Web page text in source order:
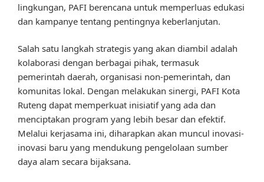
lingkungan, PAFI berencana untuk memperluas edukasi
dan kampanye tentang pentingnya keberlanjutan.
Salah satu langkah strategis yang akan diambil adalah
kolaborasi dengan berbagai pihak, termasuk
pemerintah daerah, organisasi non-pemerintah, dan
komunitas lokal. Dengan melakukan sinergi, PAFI Kota
Ruteng dapat memperkuat inisiatif yang ada dan
menciptakan program yang lebih besar dan efektif.
Melalui kerjasama ini, diharapkan akan muncul inovasi-
inovasi baru yang mendukung pengelolaan sumber
daya alam secara bijaksana.